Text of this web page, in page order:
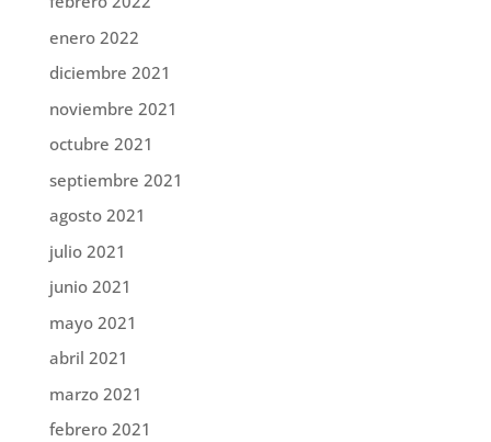
enero 2022
diciembre 2021
noviembre 2021
octubre 2021
septiembre 2021
agosto 2021
julio 2021
junio 2021
mayo 2021
abril 2021
marzo 2021
febrero 2021